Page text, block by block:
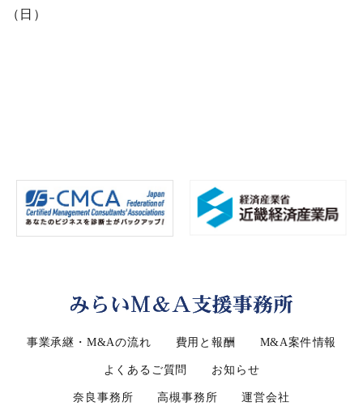
（日）
事業承継・M&Aの流れ 費用と報酬 M&A案件情報
よくあるご質問 お知らせ
奈良事務所 高槻事務所 運営会社